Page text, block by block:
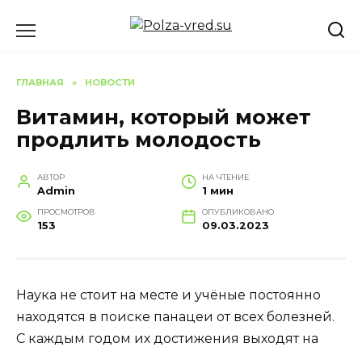
ГЛАВНАЯ » НОВОСТИ
Витамин, который может
продлить молодость
АВТОР
Admin
НА ЧТЕНИЕ
1 мин
ПРОСМОТРОВ
153
ОПУБЛИКОВАНО
09.03.2023
Наука не стоит на месте и учёные постоянно
находятся в поиске панацеи от всех болезней.
С каждым годом их достижения выходят на